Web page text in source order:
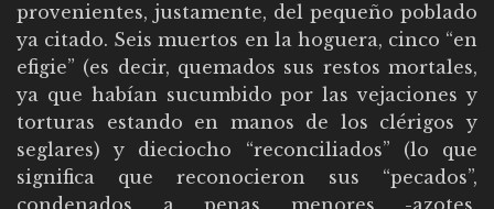
provenientes, justamente, del pequeño poblado
ya citado. Seis muertos en la hoguera, cinco “en
efigie” (es decir, quemados sus restos mortales,
ya que habían sucumbido por las vejaciones y
torturas estando en manos de los clérigos y
seglares) y dieciocho “reconciliados” (lo que
significa que reconocieron sus “pecados”,